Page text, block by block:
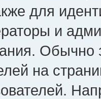
для
и
Обычно
на